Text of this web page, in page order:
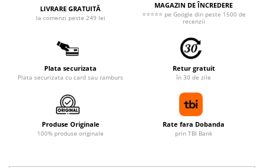
LIVRARE GRATUITĂ
la comenzi peste 249 lei
MAGAZIN DE ÎNCREDERE
⭐⭐⭐⭐⭐ pe Google din peste 1500 de
recenzii
Plata securizata
Plata securizata cu card sau ramburs
Retur gratuit
în 30 de zile
Produse Originale
100% produse originale
Rate fara Dobanda
prin TBI Bank